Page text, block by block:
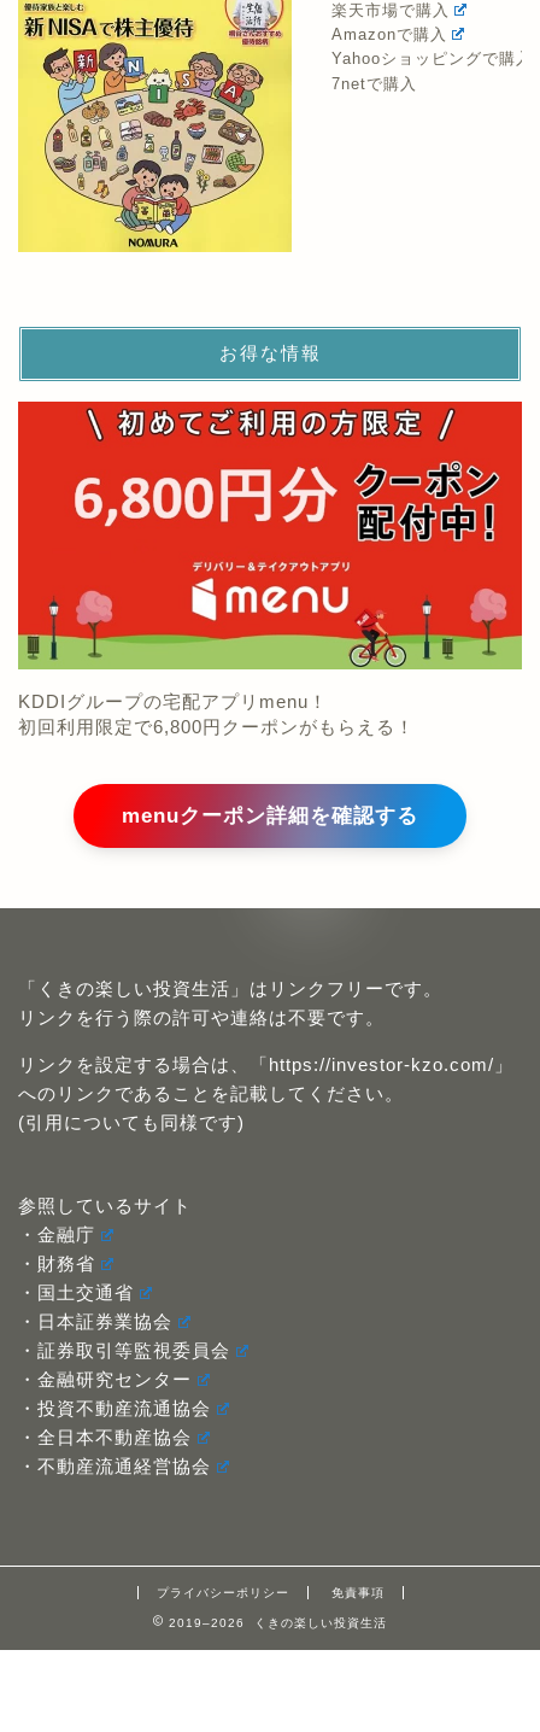
楽天市場で購入
Amazonで購入
Yahooショッピングで購入
7netで購入
お得な情報
KDDIグループの宅配アプリmenu！
初回利用限定で6,800円クーポンがもらえる！
menuクーポン詳細を確認する
「くきの楽しい投資生活」はリンクフリーです。
リンクを行う際の許可や連絡は不要です。
リンクを設定する場合は、「https://investor-kzo.com/」
へのリンクであることを記載してください。
(引用についても同様です)
参照しているサイト
・金融庁
・財務省
・国土交通省
・日本証券業協会
・証券取引等監視委員会
・金融研究センター
・投資不動産流通協会
・全日本不動産協会
・不動産流通経営協会
プライバシーポリシー 免責事項
2019–2026 くきの楽しい投資生活